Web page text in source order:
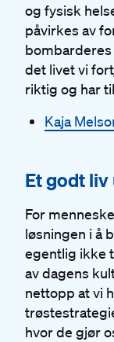
og fysisk
påvirkes av
det livet vi
riktig og har
Kaja
#
Et godt
For
løsningen i å
egentlig ikke
av dagens
nettopp at vi
hvor de gjør